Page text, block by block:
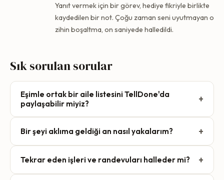
Yanıt vermek için bir görev, hediye fikriyle birlikte
kaydedilen bir not. Çoğu zaman seni uyutmayan o
zihin boşaltma, on saniyede halledildi.
Sık sorulan sorular
Eşimle ortak bir aile listesini TellDone'da
paylaşabilir miyiz?
+
değil. Ama yakaladığın şeyleri, çoğu ailenin zaten
paylaştığı Apple Calendar, Apple Reminders, Google
Tasks, Todoist, Notion ve Things 3'e gönderir. Bir futbol
Bir şeyi aklıma geldiği an nasıl yakalarım? +
Merkezi, iPhone 15 Pro ve üzerinde Eylem Düğmesi ya da
Apple Watch'un üzerinden başlatabilirsin. Kilidi açmana,
Tekrar eden işleri ve randevuları halleder mi? +